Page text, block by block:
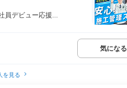
デビュー応援...
気になる
を見る